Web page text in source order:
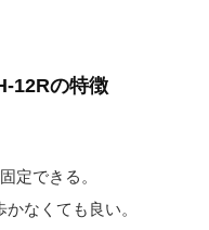
12Rの特徴
定できる。
なくても良い。